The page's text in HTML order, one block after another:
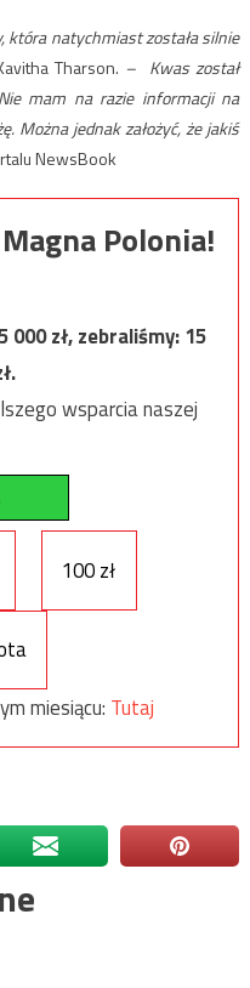
która natychmiast została silnie
Tharson. – Kwas został
mam na razie informacji na
Można jednak założyć, że jakiś
NewsBook
Polonia!
000zł, zebraliśmy:15
wsparcia naszej
100 zł
miesiącu: Tutaj